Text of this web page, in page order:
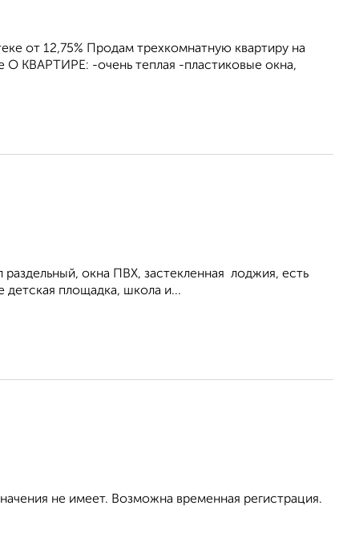
от 12,75% Продам трехкомнатную квартиру на
КВАРТИРЕ: -очень теплая -пластиковые окна,
окна ПВХ, застекленная лоджия, есть
площадка, школа и...
не имеет. Возможна временная регистрация.